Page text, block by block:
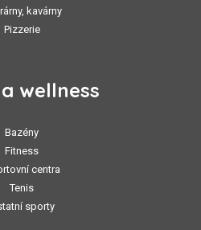
kavárny
Pizzerie
wellness
Bazény
Fitness
centra
Tenis
sporty